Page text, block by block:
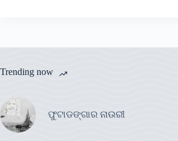
Trending now
ଫୁଟାଡଙ୍ଗାର ନାଉରୀ